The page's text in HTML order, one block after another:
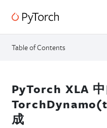
Table of Contents
PyTorch XLA
成